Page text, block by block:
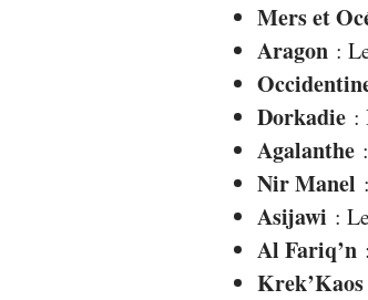
Mers et
Aragon :
Dorkadie :
Agalanthe
Nir Manel
Asijawi :
Al Fariq’n
Krek’Kaos